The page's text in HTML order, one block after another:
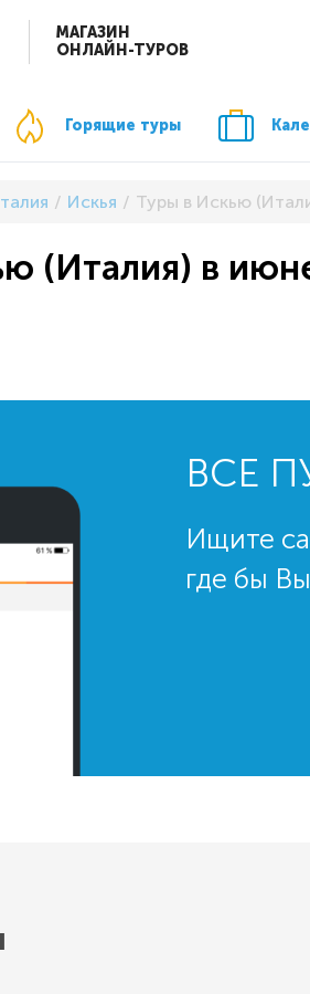
МАГАЗИН
ОНЛАЙН-ТУРОВ
Горящие туры
Искья Туры в Искью
(Италия) в
ВСЕ
Ищите
где бы